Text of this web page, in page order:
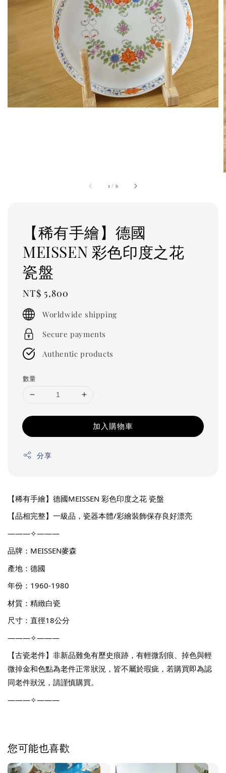
1 / 6
【稀有手繪】德國
MEISSEN 彩色印度之花
瓷盤
Regular
price
NT$ 5,800
Worldwide shipping
Secure payments
Authentic products
數量
加入購物車
分享
【稀有手繪】德國MEISSEN 彩色印度之花 瓷盤
【品相完整】一級品，瓷器本體/彩繪裝飾保存良好漂亮
———✧———
品牌：MEISSEN麥森
產地：德國
年份：1960-1980
材質：精緻白瓷
尺寸：直徑18公分
———✧———
【古瓷老件】非新品難免有歷史痕跡，有輕微刮痕、掉色與輕
微掉金和色點為老件正常狀況，皆不屬於瑕疵，若購買即為認
同老件狀況，請謹慎購買。
———✧———
您可能也喜歡